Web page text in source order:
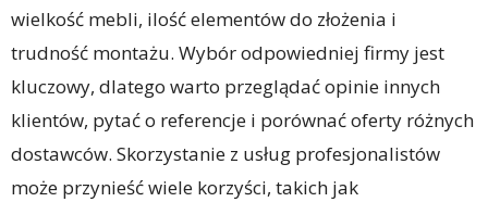
wielkość mebli, ilość elementów do złożenia i
trudność montażu. Wybór odpowiedniej firmy jest
kluczowy, dlatego warto przeglądać opinie innych
klientów, pytać o referencje i porównać oferty różnych
dostawców. Skorzystanie z usług profesjonalistów
może przynieść wiele korzyści, takich jak